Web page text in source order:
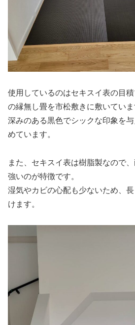
使用しているのはセキスイ表の目
の縁無し畳を市松敷きに敷いていま
深みのある黒色でシックな印象を
めています。
また、セキスイ表は樹脂製なので
強いのが特徴です。
湿気やカビの心配も少ないため、
けます。